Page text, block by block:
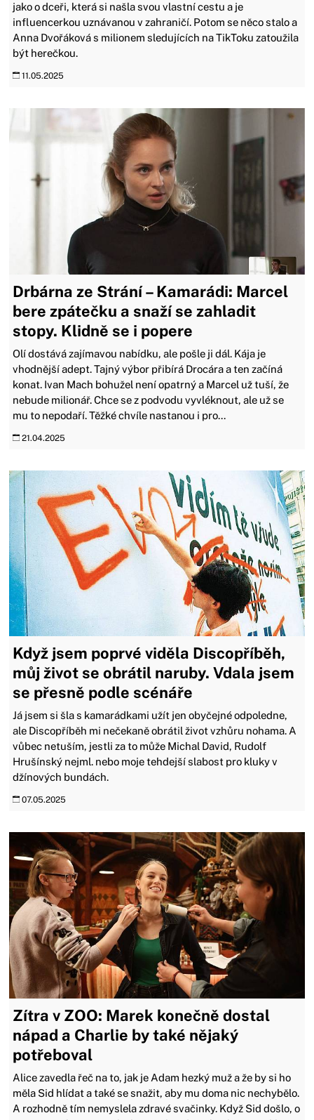
jako o dceři, která si našla svou vlastní cestu a je
influencerkou uznávanou v zahraničí. Potom se něco stalo a
Anna Dvořáková s milionem sledujících na TikToku zatoužila
být herečkou.
11.05.2025
Drbárna ze Strání – Kamarádi: Marcel
bere zpátečku a snaží se zahladit
stopy. Klidně se i popere
Olí dostává zajímavou nabídku, ale pošle ji dál. Kája je
vhodnější adept. Tajný výbor přibírá Drocára a ten začíná
konat. Ivan Mach bohužel není opatrný a Marcel už tuší, že
nebude milionář. Chce se z podvodu vyvléknout, ale už se
mu to nepodaří. Těžké chvíle nastanou i pro...
21.04.2025
Když jsem poprvé viděla Discopříběh,
můj život se obrátil naruby. Vdala jsem
se přesně podle scénáře
Já jsem si šla s kamarádkami užít jen obyčejné odpoledne,
ale Discopříběh mi nečekaně obrátil život vzhůru nohama. A
vůbec netuším, jestli za to může Michal David, Rudolf
Hrušínský nejml. nebo moje tehdejší slabost pro kluky v
džínových bundách.
07.05.2025
Zítra v ZOO: Marek konečně dostal
nápad a Charlie by také nějaký
potřeboval
Alice zavedla řeč na to, jak je Adam hezký muž a že by si ho
měla Sid hlídat a také se snažit, aby mu doma nic nechybělo.
A rozhodně tím nemyslela zdravé svačinky. Když Sid došlo, o